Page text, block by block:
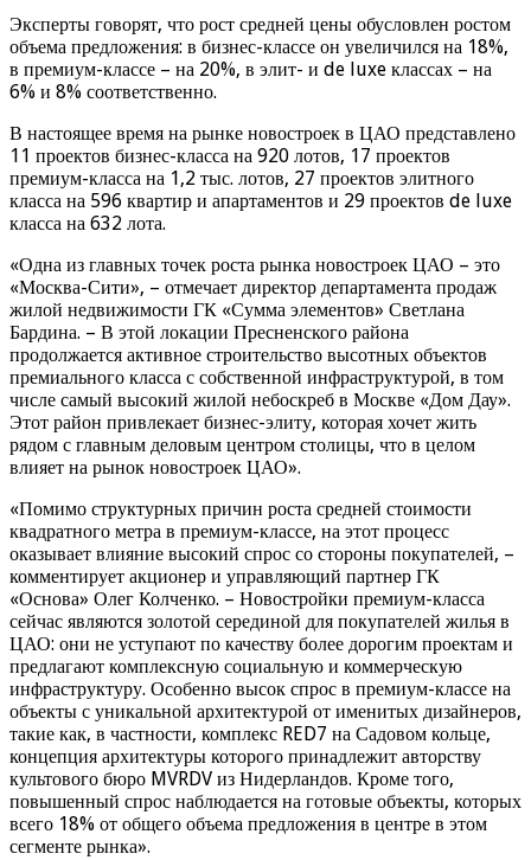
Эксперты говорят, что рост средней цены обусловлен ростом
объема предложения: в бизнес-классе он увеличился на 18%,
в премиум-классе – на 20%, в элит- и de luxe классах – на
6% и 8% соответственно.
В настоящее время на рынке новостроек в ЦАО представлено
11 проектов бизнес-класса на 920 лотов, 17 проектов
премиум-класса на 1,2 тыс. лотов, 27 проектов элитного
класса на 596 квартир и апартаментов и 29 проектов de luxe
класса на 632 лота.
«Одна из главных точек роста рынка новостроек ЦАО – это
«Москва-Сити», – отмечает директор департамента продаж
жилой недвижимости ГК «Сумма элементов» Светлана
Бардина. – В этой локации Пресненского района
продолжается активное строительство высотных объектов
премиального класса с собственной инфраструктурой, в том
числе самый высокий жилой небоскреб в Москве «Дом Дау».
Этот район привлекает бизнес-элиту, которая хочет жить
рядом с главным деловым центром столицы, что в целом
влияет на рынок новостроек ЦАО».
«Помимо структурных причин роста средней стоимости
квадратного метра в премиум-классе, на этот процесс
оказывает влияние высокий спрос со стороны покупателей, –
комментирует акционер и управляющий партнер ГК
«Основа» Олег Колченко. – Новостройки премиум-класса
сейчас являются золотой серединой для покупателей жилья в
ЦАО: они не уступают по качеству более дорогим проектам и
предлагают комплексную социальную и коммерческую
инфраструктуру. Особенно высок спрос в премиум-классе на
объекты с уникальной архитектурой от именитых дизайнеров,
такие как, в частности, комплекс RED7 на Садовом кольце,
концепция архитектуры которого принадлежит авторству
культового бюро MVRDV из Нидерландов. Кроме того,
повышенный спрос наблюдается на готовые объекты, которых
всего 18% от общего объема предложения в центре в этом
сегменте рынка».